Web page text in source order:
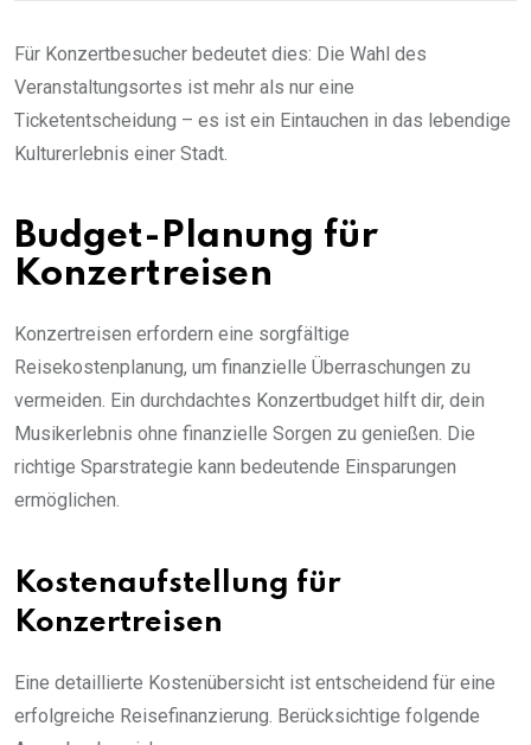
Für Konzertbesucher bedeutet dies: Die Wahl des
Veranstaltungsortes ist mehr als nur eine
Ticketentscheidung – es ist ein Eintauchen in das lebendige
Kulturerlebnis einer Stadt.
Budget-Planung für
Konzertreisen
Konzertreisen erfordern eine sorgfältige
Reisekostenplanung, um finanzielle Überraschungen zu
vermeiden. Ein durchdachtes Konzertbudget hilft dir, dein
Musikerlebnis ohne finanzielle Sorgen zu genießen. Die
richtige Sparstrategie kann bedeutende Einsparungen
ermöglichen.
Kostenaufstellung für
Konzertreisen
Eine detaillierte Kostenübersicht ist entscheidend für eine
erfolgreiche Reisefinanzierung. Berücksichtige folgende